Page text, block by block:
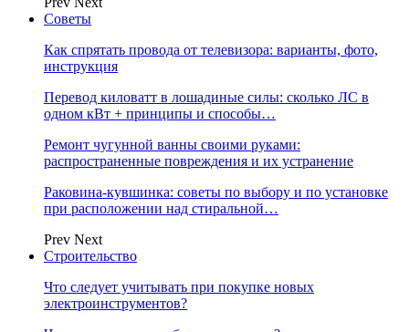
Советы
Как спрятать провода от телевизора: варианты, фото,
инструкция
Перевод киловатт в лошадиные силы: сколько ЛС в
одном кВт + принципы и способы…
Ремонт чугунной ванны своими руками:
распространенные повреждения и их устранение
Раковина-кувшинка: советы по выбору и по установке
при расположении над стиральной…
Prev Next
Строительство
Что следует учитывать при покупке новых
электроинструментов?